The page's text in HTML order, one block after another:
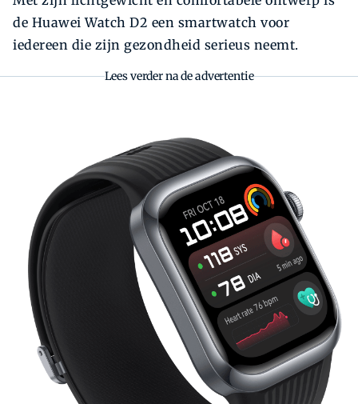
de Huawei Watch D2 een smartwatch voor
iedereen die zijn gezondheid serieus neemt.
Lees verder na de advertentie